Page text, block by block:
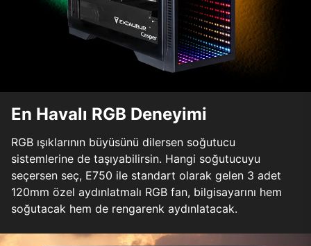
En Havalı RGB Deneyimi
RGB ışıklarının büyüsünü dilersen soğutucu
sistemlerine de taşıyabilirsin. Hangi soğutucuyu
seçersen seç, E750 ile standart olarak gelen 3 adet
120mm özel aydınlatmalı RGB fan, bilgisayarını hem
soğutacak hem de rengarenk aydınlatacak.